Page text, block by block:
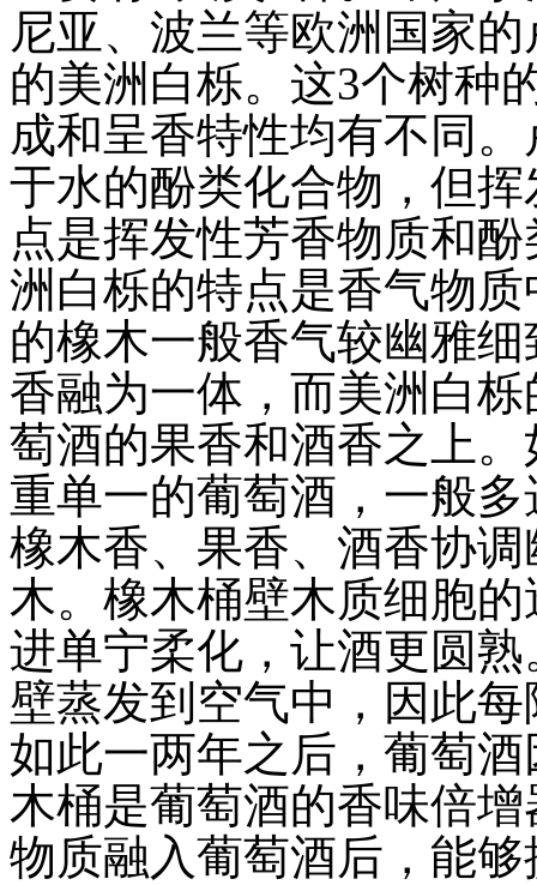
尼亚、波兰等欧洲国家
的美洲白栎。这3个树种
成和呈香特性均有不同
于水的酚类化合物，但
点是挥发性芳香物质和
洲白栎的特点是香气物
的橡木一般香气较幽雅
香融为一体，而美洲白
萄酒的果香和酒香之上
重单一的葡萄酒，一般
橡木香、果香、酒香协
木。橡木桶壁木质细胞
进单宁柔化，让酒更圆
壁蒸发到空气中，因此
如此一两年之后，葡萄
木桶是葡萄酒的香味倍
物质融入葡萄酒后，能